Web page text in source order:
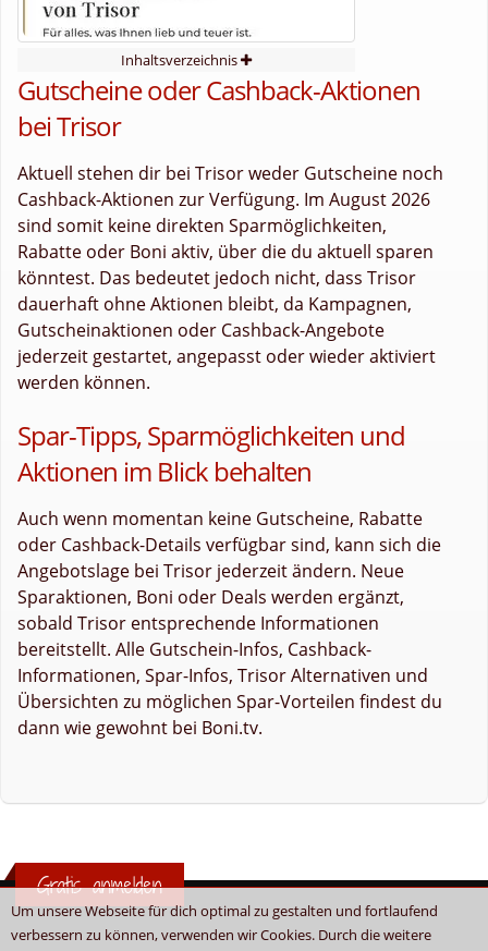
Um unsere Webseite für dich optimal zu gestalten und fortlaufend
verbessern zu können, verwenden wir Cookies. Durch die weitere
Inhaltsverzeichnis
Gutscheine oder Cashback-Aktionen
bei Trisor
Aktuell stehen dir bei Trisor weder Gutscheine noch
Cashback-Aktionen zur Verfügung. Im August 2026
sind somit keine direkten Sparmöglichkeiten,
Rabatte oder Boni aktiv, über die du aktuell sparen
könntest. Das bedeutet jedoch nicht, dass Trisor
dauerhaft ohne Aktionen bleibt, da Kampagnen,
Gutscheinaktionen oder Cashback-Angebote
jederzeit gestartet, angepasst oder wieder aktiviert
werden können.
Spar-Tipps, Sparmöglichkeiten und
Aktionen im Blick behalten
Auch wenn momentan keine Gutscheine, Rabatte
oder Cashback-Details verfügbar sind, kann sich die
Angebotslage bei Trisor jederzeit ändern. Neue
Sparaktionen, Boni oder Deals werden ergänzt,
sobald Trisor entsprechende Informationen
bereitstellt. Alle Gutschein-Infos, Cashback-
Informationen, Spar-Infos, Trisor Alternativen und
Übersichten zu möglichen Spar-Vorteilen findest du
dann wie gewohnt bei Boni.tv.
Gratis anmelden